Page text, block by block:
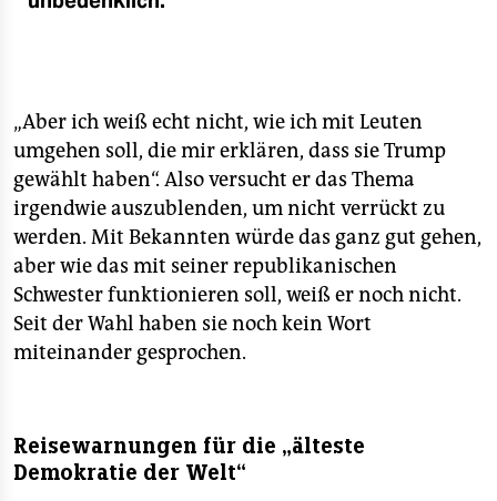
„Aber ich weiß echt nicht, wie ich mit Leuten
umgehen soll, die mir erklären, dass sie Trump
gewählt haben“. Also versucht er das Thema
irgendwie auszublenden, um nicht verrückt zu
werden. Mit Bekannten würde das ganz gut gehen,
aber wie das mit seiner republikanischen
Schwester funktionieren soll, weiß er noch nicht.
Seit der Wahl haben sie noch kein Wort
miteinander gesprochen.
Reisewarnungen für die „älteste
Demokratie der Welt“